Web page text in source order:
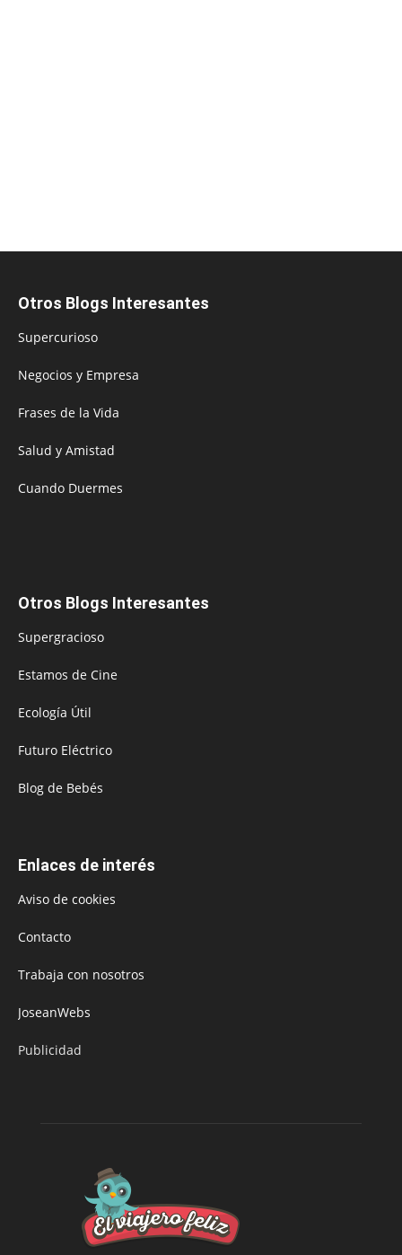
Otros Blogs Interesantes
Supercurioso
Negocios y Empresa
Frases de la Vida
Salud y Amistad
Cuando Duermes
Otros Blogs Interesantes
Supergracioso
Estamos de Cine
Ecología Útil
Futuro Eléctrico
Blog de Bebés
Enlaces de interés
Aviso de cookies
Contacto
Trabaja con nosotros
JoseanWebs
Publicidad